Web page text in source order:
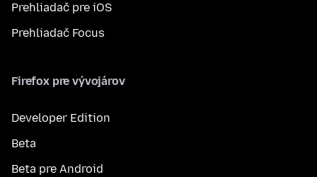
Prehliadač pre iOS
Prehliadač Focus
Firefox pre vývojárov
Developer Edition
Beta
Beta pre Android